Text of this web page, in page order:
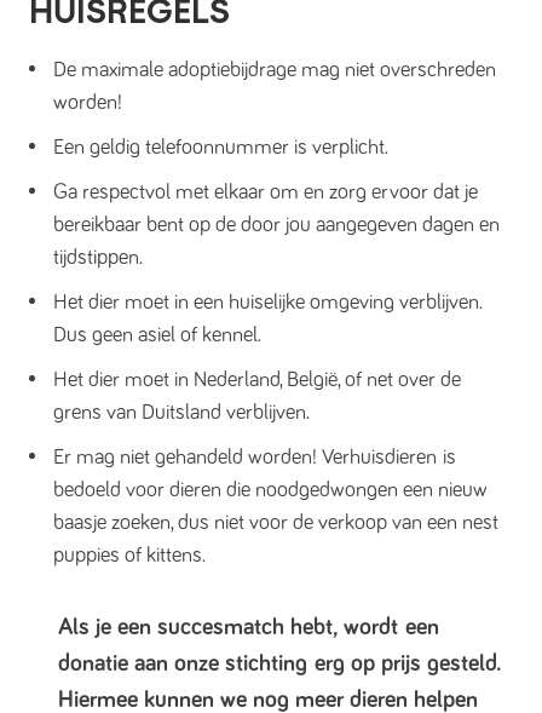
HUISREGELS
De maximale adoptiebijdrage mag niet overschreden
worden!
Een geldig telefoonnummer is verplicht.
Ga respectvol met elkaar om en zorg ervoor dat je
bereikbaar bent op de door jou aangegeven dagen en
tijdstippen.
Het dier moet in een huiselijke omgeving verblijven.
Dus geen asiel of kennel.
Het dier moet in Nederland, België, of net over de
grens van Duitsland verblijven.
Er mag niet gehandeld worden! Verhuisdieren is
bedoeld voor dieren die noodgedwongen een nieuw
baasje zoeken, dus niet voor de verkoop van een nest
puppies of kittens.
Als je een succesmatch hebt, wordt een
donatie aan onze stichting erg op prijs gesteld.
Hiermee kunnen we nog meer dieren helpen